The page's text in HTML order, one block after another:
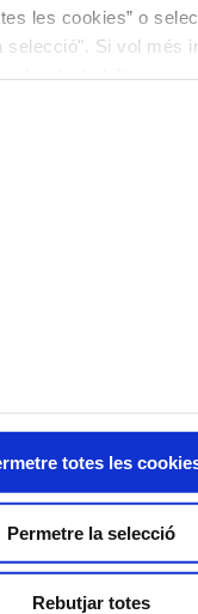
les cookies” o
selecció". Si vol més
totes les
Permetre la selecció
Rebutjar totes